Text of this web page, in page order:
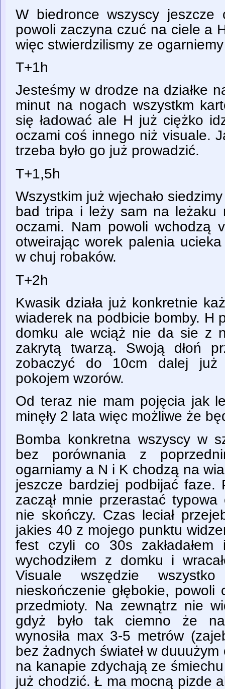
W biedronce wszyscy
powoli zaczyna czuć na ciele a
więc stwierdzilismy ze
T+1h
Jesteśmy w drodze na działke
minut na nogach wszystkm
się ładować ale H już ciężko
oczami coś innego niż visuale.
trzeba było go już prowadzić.
T+1,5h
Wszystkim już wjechało
bad tripa i leży sam na leżaku
oczami. Nam powoli wchodzą
otweirając worek palenia
w chuj robaków.
T+2h
Kwasik działa już konkretnie
wiaderek na podbicie bomby. H
domku ale wciąż nie da sie z
zakrytą twarzą. Swoją dłoń
zobaczyć do 10cm dalej już
pokojem wzorów.
Od teraz nie mam pojęcia jak
minęły 2 lata więc możliwe że
Bomba konkretna wszyscy w
bez porównania z
ogarniamy a N i K chodzą na
jeszcze bardziej podbijać faze.
zaczął mnie przerastać
nie skończy. Czas leciał
jakies 40 z mojego punktu
fest czyli co 30s zakładałem
wychodziłem z domku i
Visuale wszędzie
nieskończenie głębokie,
przedmioty. Na zewnątrz nie
gdyż było tak ciemno że
wynosiła max 3-5 metrów
bez żadnych świateł w
na kanapie zdychają ze
już chodzić. Ł ma mocną pizde